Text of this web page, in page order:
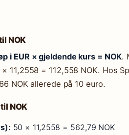
NOK
i EUR × gjeldende kurs = NOK.
11,2558 = 112,558 NOK. Hos
NOK allerede på 10 euro.
NOK
50 × 11,2558 = 562,79 NOK